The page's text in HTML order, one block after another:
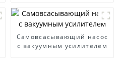
Самовсасывающий насос
с вакуумным усилителем